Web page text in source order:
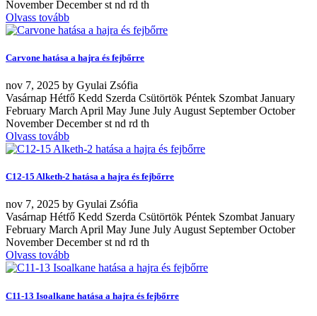
November December st nd rd th
Olvass tovább
Carvone hatása a hajra és fejbőrre
nov 7, 2025 by Gyulai Zsófia
Vasárnap Hétfő Kedd Szerda Csütörtök Péntek Szombat January
February March April May June July August September October
November December st nd rd th
Olvass tovább
C12-15 Alketh-2 hatása a hajra és fejbőrre
nov 7, 2025 by Gyulai Zsófia
Vasárnap Hétfő Kedd Szerda Csütörtök Péntek Szombat January
February March April May June July August September October
November December st nd rd th
Olvass tovább
C11-13 Isoalkane hatása a hajra és fejbőrre